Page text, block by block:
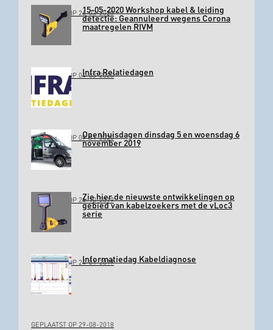
GEPLAATST OP 26-03-202015-05-2020 Workshop kabel & leiding
detectie: Geannuleerd wegens Corona
maatregelen RIVM
GEPLAATST OP 04-03-2020Infra Relatiedagen
GEPLAATST OP 09-01-2020Openhuisdagen dinsdag 5 en woensdag 6
november 2019
GEPLAATST OP 24-10-2019Zie hier de nieuwste ontwikkelingen op
gebied van kabelzoekers met de vLoc3
serie
GEPLAATST OP 24-01-2019Informatiedag Kabeldiagnose
GEPLAATST OP 29-08-2018